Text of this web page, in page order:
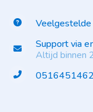
Veelgestelde
Support via
Altijd binnen
0516451462